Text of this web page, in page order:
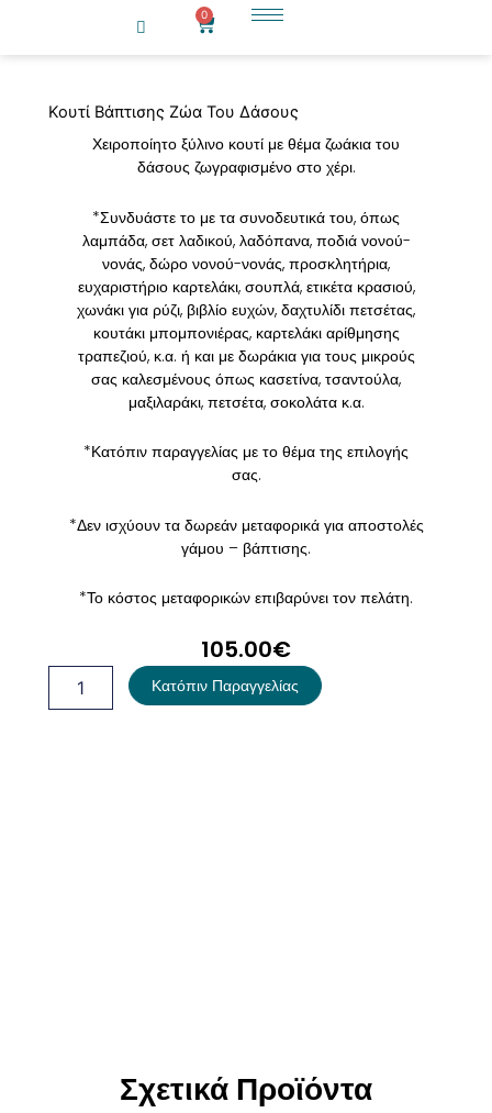
0
Cart
Κουτί Βάπτισης Ζώα Του Δάσους
Χειροποίητο ξύλινο κουτί με θέμα ζωάκια του
δάσους ζωγραφισμένο στο χέρι.
*Συνδυάστε το με τα συνοδευτικά του, όπως
λαμπάδα, σετ λαδικού, λαδόπανα, ποδιά νονού-
νονάς, δώρο νονού-νονάς, προσκλητήρια,
ευχαριστήριο καρτελάκι, σουπλά, ετικέτα κρασιού,
χωνάκι για ρύζι, βιβλίο ευχών, δαχτυλίδι πετσέτας,
κουτάκι μπομπονιέρας, καρτελάκι αρίθμησης
τραπεζιού, κ.α. ή και με δωράκια για τους μικρούς
σας καλεσμένους όπως κασετίνα, τσαντούλα,
μαξιλαράκι, πετσέτα, σοκολάτα κ.α.
*Κατόπιν παραγγελίας με το θέμα της επιλογής
σας.
*Δεν ισχύουν τα δωρεάν μεταφορικά για αποστολές
γάμου – βάπτισης.
*Το κόστος μεταφορικών επιβαρύνει τον πελάτη.
105.00€
Βάπτισης
Κατόπιν Παραγγελίας
Σχετικά Προϊόντα